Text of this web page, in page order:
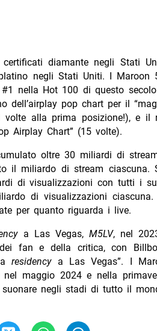
diamante negli Stati
negli Stati Uniti. I Maroon
nella Hot 100 di questo
dell’airplay pop chart per il
alla prima posizione!), e il
Airplay Chart” (15 volte).
oltre 30 miliardi di
il miliardo di stream ciascuna.
di visualizzazioni con tutti i
di visualizzazioni
per quanto riguarda i live.
a Las Vegas,M5LV, nel
fan e della critica, con
residencya Las Vegas”. I
maggio 2024 e nella
negli stadi di tutto il